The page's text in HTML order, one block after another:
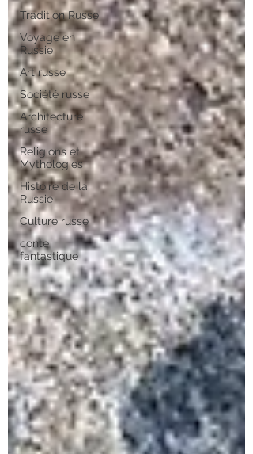
Tradition Russe
Voyage en
Russie
Art russe
Société russe
Architecture
russe
Religions et
Mythologies
Histoire de la
Russie
Culture russe
conte
fantastique